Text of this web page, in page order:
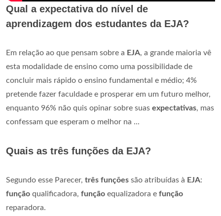
Qual a expectativa do nível de
aprendizagem dos estudantes da EJA?
Em relação ao que pensam sobre a EJA, a grande maioria vê
esta modalidade de ensino como uma possibilidade de
concluir mais rápido o ensino fundamental e médio; 4%
pretende fazer faculdade e prosperar em um futuro melhor,
enquanto 96% não quis opinar sobre suas expectativas, mas
confessam que esperam o melhor na ...
Quais as três funções da EJA?
Segundo esse Parecer, três funções são atribuídas à EJA:
função qualificadora, função equalizadora e função
reparadora.